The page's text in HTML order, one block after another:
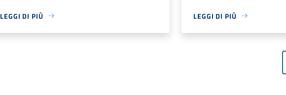
LEGGI DI PIÙ LEGGI DI PIÙ